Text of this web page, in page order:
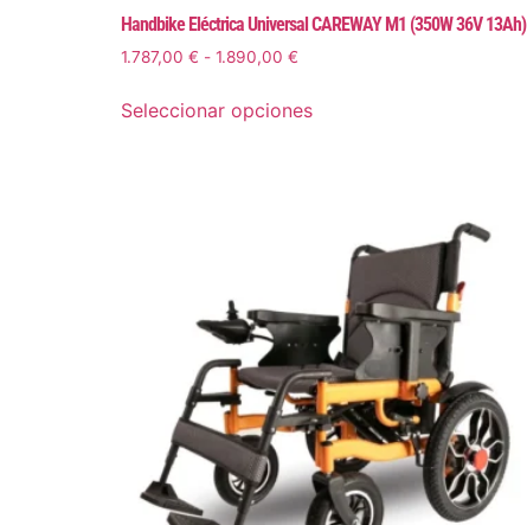
Handbike Eléctrica Universal CAREWAY M1 (350W 36V 13Ah)
1.787,00 € - 1.890,00 €
Seleccionar opciones